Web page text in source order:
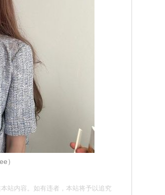
）
站内容。如有违者，本站将予以追究